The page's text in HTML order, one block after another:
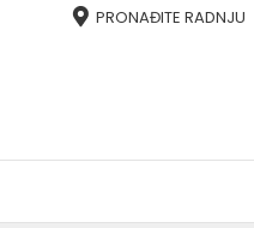
PRONAĐITE RADNJU